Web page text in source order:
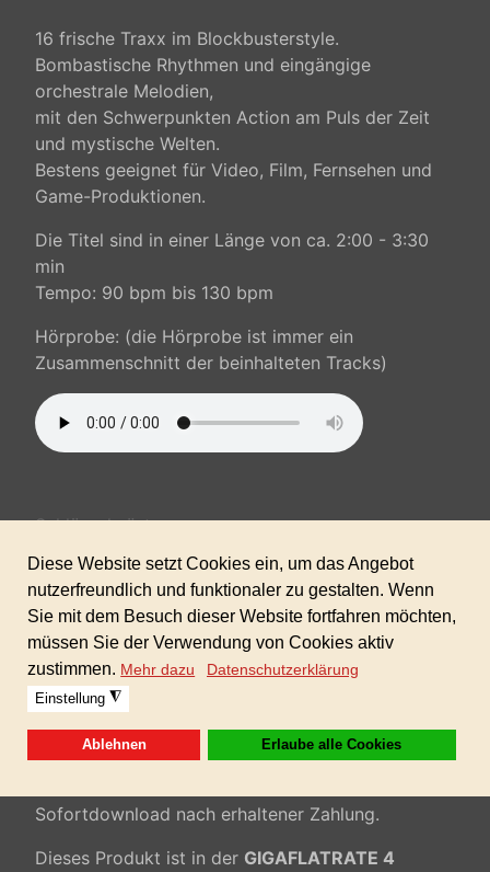
16 frische Traxx im Blockbusterstyle.
Bombastische Rhythmen und eingängige
orchestrale Melodien,
mit den Schwerpunkten Action am Puls der Zeit
und mystische Welten.
Bestens geeignet für Video, Film, Fernsehen und
Game-Produktionen.
Die Titel sind in einer Länge von ca. 2:00 - 3:30
min
Tempo: 90 bpm bis 130 bpm
Hörprobe: (die Hörprobe ist immer ein
Zusammenschnitt der beinhalteten Tracks)
Schlüsselwörter:
Action, positiv, mittleres Tempo, Corporate,
Hintergrundmusik, Imagefilm, Industriefilm,
Präsentationen, modere Musik, Trailer, Werbespot,
Multimedia, kommerzielle Musik,...
100% AKM/GEMA/SUISA-freie Musik inkl.
gewerblicher Lizenz für alle Ihre Projekte!
Keine weiteren Folgekosten!
Sofortdownload nach erhaltener Zahlung.
Dieses Produkt ist in der GIGAFLATRATE 4